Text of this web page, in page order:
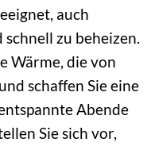
auch
zu beheizen.
Wärme, die von
schaffen Sie eine
Abende
Sie sich vor,